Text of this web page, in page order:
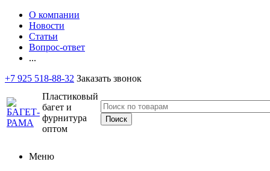
О компании
Новости
Статьи
Вопрос-ответ
...
+7 925 518-88-32 Заказать звонок
Пластиковый
багет и
фурнитура
оптом
Меню